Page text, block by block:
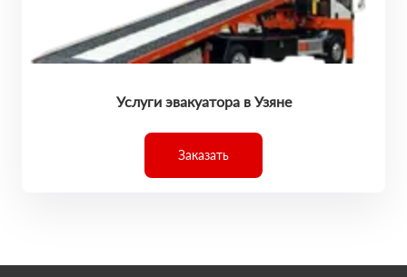
Услуги эвакуатора в Узяне
Заказать